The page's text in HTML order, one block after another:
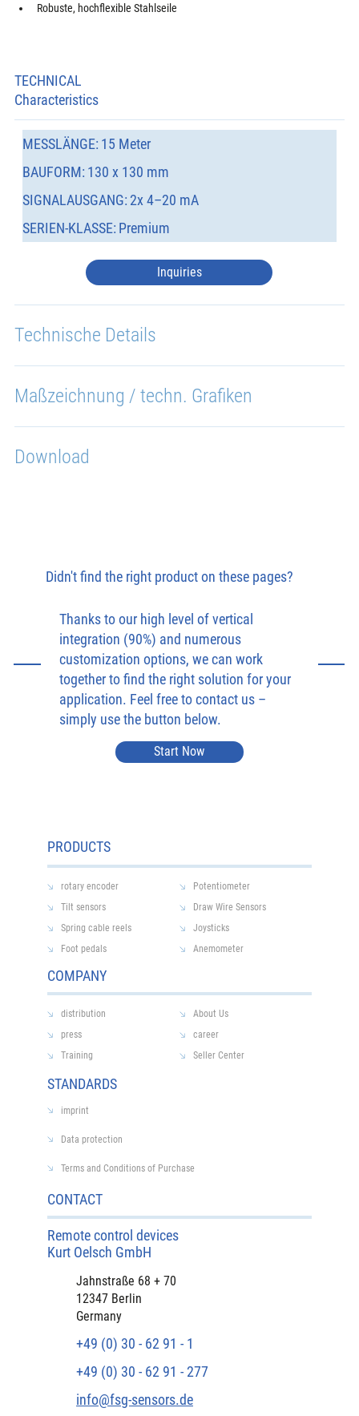
Robuste, hochflexible Stahlseile
TECHNICAL
Characteristics
MESSLÄNGE: 15 Meter
BAUFORM: 130 x 130 mm
SIGNALAUSGANG: 2x 4–20 mA
SERIEN-KLASSE: Premium
Inquiries
Technische Details
Maßzeichnung / techn. Grafiken
Download
Didn't find the right product on these pages?
Thanks to our high level of vertical
integration (90%) and numerous
customization options, we can work
together to find the right solution for your
application. Feel free to contact us –
simply use the button below.
Start Now
PRODUCTS
COMPANY
CONTACT
rotary encoder
Potentiometer
Tilt sensors
Draw Wire Sensors
Spring cable reels
Joysticks
Foot pedals
Anemometer
Remote control devices
Kurt Oelsch GmbH
Jahnstraße 68 + 70
12347 Berlin
Germany
+49 (0) 30 - 62 91 - 1
+49 (0) 30 - 62 91 - 277
info@fsg-sensors.de
distribution
About Us
press
career
Training
Seller Center
STANDARDS
imprint
Data protection
Terms and Conditions of Purchase